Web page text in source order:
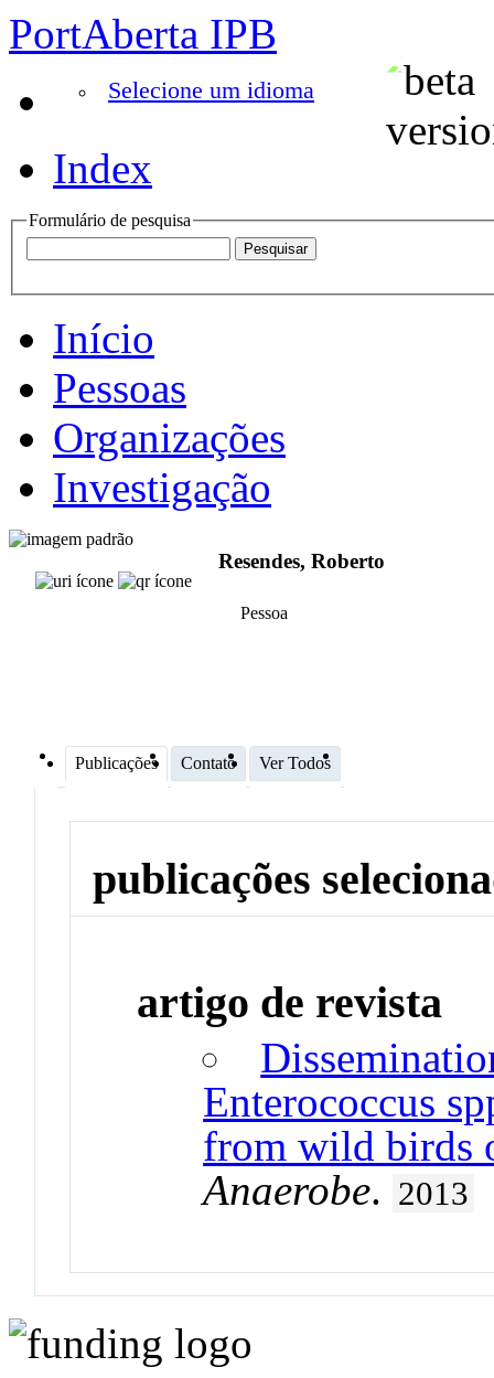
PortAberta IPB
Selecione um idioma
Index
Formulário de pesquisa
Início
Pessoas
Organizações
Investigação
Resendes, Roberto
Pessoa
Publicações Contato Ver Todos
publicações
artigo de revista
Enterococcus
from wild birds
Anaerobe. 2013